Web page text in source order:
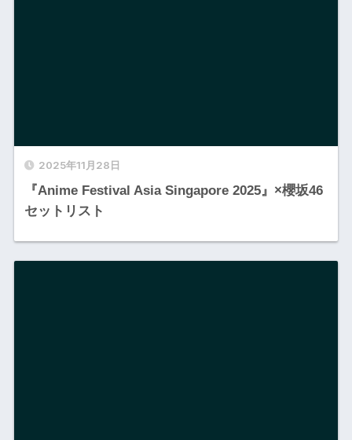
2025年11月28日
『Anime Festival Asia Singapore 2025』×櫻坂46
セットリスト